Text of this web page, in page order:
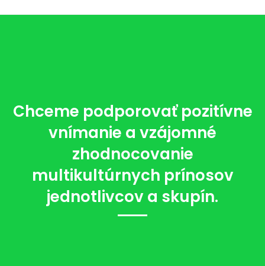
Chceme podporovať pozitívne
vnímanie a vzájomné
zhodnocovanie
multikultúrnych prínosov
jednotlivcov a skupín.